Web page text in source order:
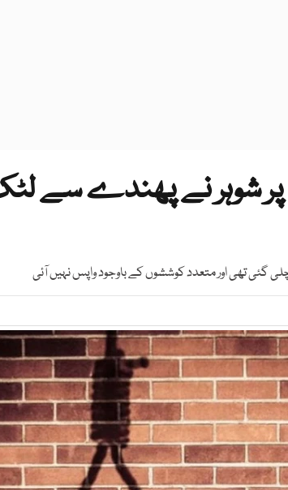
پر شوہر نے پھندے سے